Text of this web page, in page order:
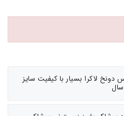
لاکرا بسیار با کیفیت سایز